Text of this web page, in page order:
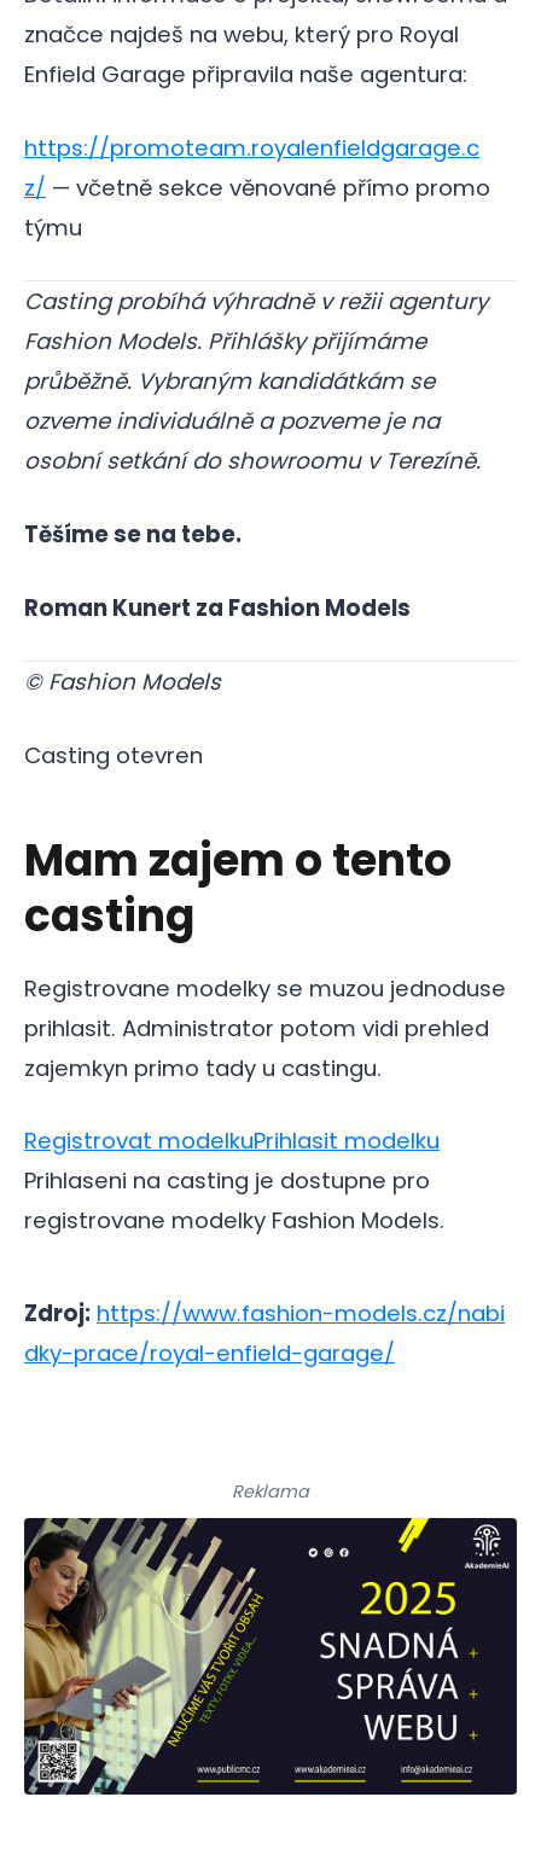
značce najdeš na webu, který pro Royal
Enfield Garage připravila naše agentura:
https://promoteam.royalenfieldgarage.c
z/ — včetně sekce věnované přímo promo
týmu
Casting probíhá výhradně v režii agentury
Fashion Models. Přihlášky přijímáme
průběžně. Vybraným kandidátkám se
ozveme individuálně a pozveme je na
osobní setkání do showroomu v Terezíně.
Těšíme se na tebe.
Roman Kunert za Fashion Models
© Fashion Models
Casting otevren
Mam zajem o tento
casting
Registrovane modelky se muzou jednoduse
prihlasit. Administrator potom vidi prehled
zajemkyn primo tady u castingu.
Registrovat modelkuPrihlasit modelku
Prihlaseni na casting je dostupne pro
registrovane modelky Fashion Models.
Zdroj: https://www.fashion-models.cz/nabi
dky-prace/royal-enfield-garage/
Reklama